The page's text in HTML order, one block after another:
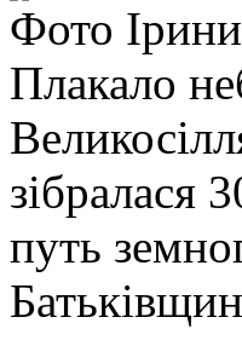
Фото
Плакало
зібралася
путь